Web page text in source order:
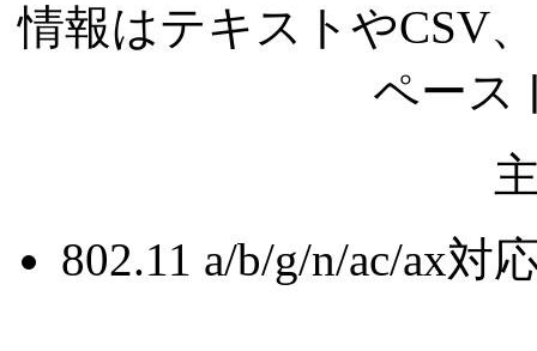
情報はテキストやCSV
ペース
802.11 a/b/g/n/ac/ax